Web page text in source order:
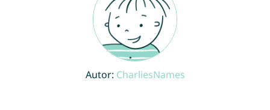
Autor: CharliesNames